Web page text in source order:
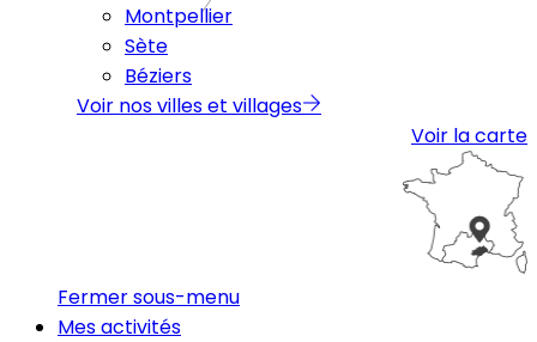
Montpellier
Sète
Béziers
Voir nos villes et villages
Voir la carte
Fermer sous-menu
Mes activités